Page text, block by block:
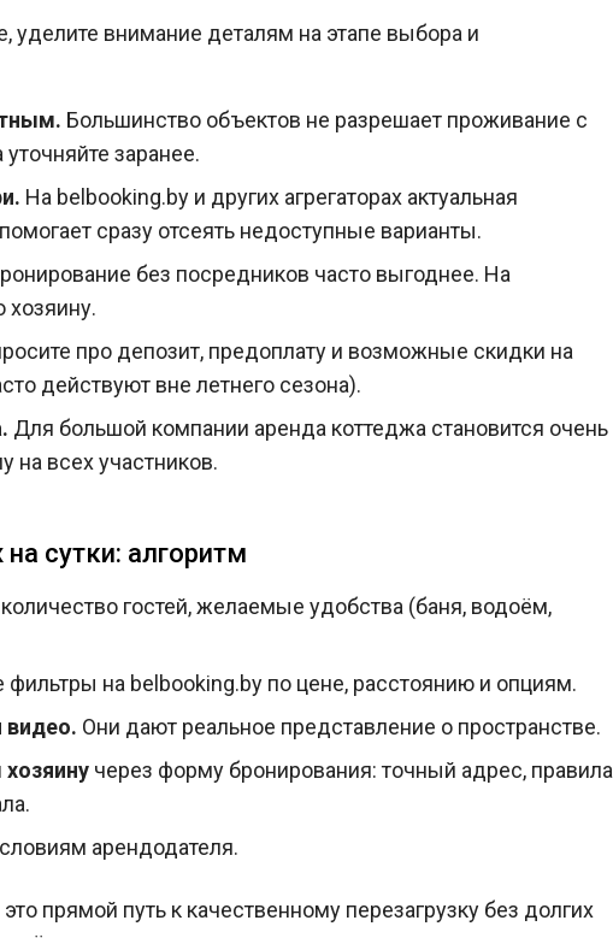
уделите внимание деталям на этапе выбора и
Большинство объектов не разрешает проживание с
заранее.
На belbooking.by и других агрегаторах актуальная
сразу отсеять недоступные варианты.
без посредников часто выгоднее. На
хозяину.
про депозит, предоплату и возможные скидки на
действуют вне летнего сезона).
Для большой компании аренда коттеджа становится очень
на всех участников.
сутки: алгоритм
гостей, желаемые удобства (баня, водоём,
фильтры на belbooking.by по цене, расстоянию и опциям.
видео. Они дают реальное представление о пространстве.
через форму бронирования: точный адрес, правила
арендодателя.
прямой путь к качественному перезагрузку без долгих